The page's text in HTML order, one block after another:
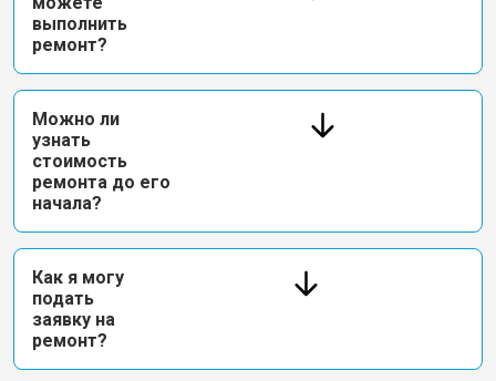
выполнить
ремонт?
Можно ли
узнать
стоимость
ремонта до его
начала?
Как я могу
подать
заявку на
ремонт?